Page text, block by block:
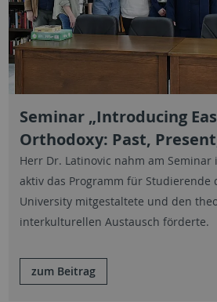
Seminar „Introducing
Orthodoxy: Past,
Herr Dr. Latinovic nahm am Seminar
aktiv das Programm für Studierende
University mitgestaltete und den
interkulturellen Austausch förderte.
zum Beitrag